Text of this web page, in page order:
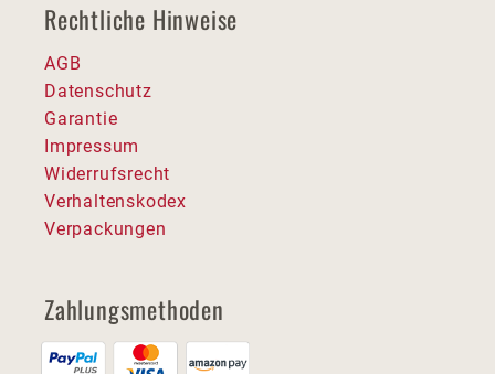
Rechtliche Hinweise
AGB
Datenschutz
Garantie
Impressum
Widerrufsrecht
Verhaltenskodex
Verpackungen
Zahlungsmethoden